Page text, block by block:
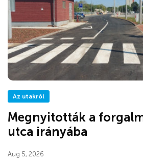
Az utakról
Megnyitották a
utca irányába
Aug 5, 2026